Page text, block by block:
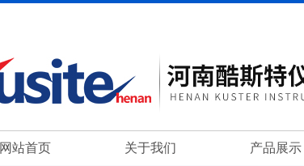
网站首页 关于我们 产品展示